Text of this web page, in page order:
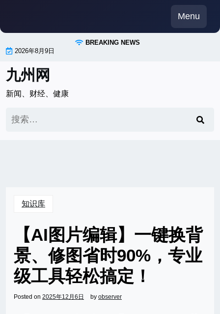
content
Menu
BREAKING NEWS
2026年8月9日
九州网
新闻、财经、健康
索：
知识库
【AI图片编辑】一键换背
景、修图省时90%，专业
级工具轻松搞定！
Posted on 2025年12月6日 by observer